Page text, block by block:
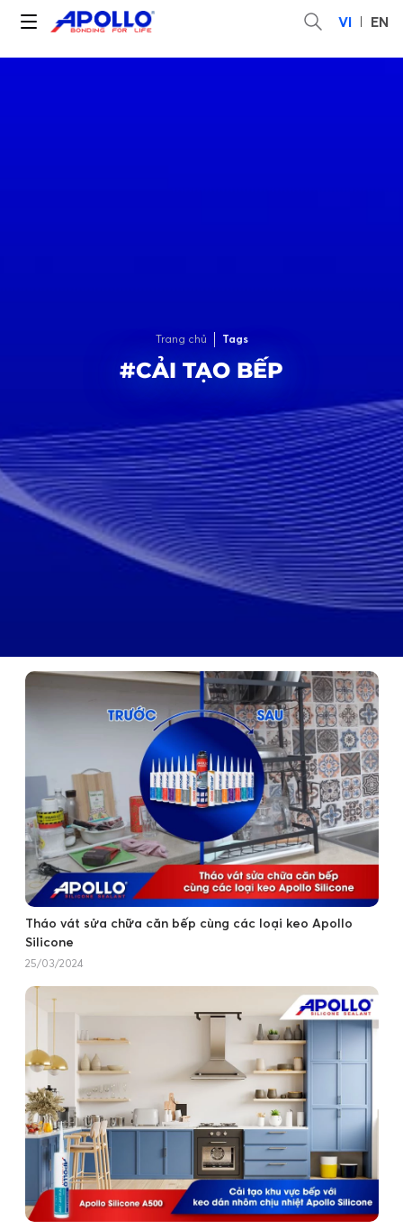
VI EN
Trang chủ Tags
#CẢI TẠO BẾP
Tháo vát sửa chữa căn bếp cùng các loại keo Apollo
Silicone
25/03/2024